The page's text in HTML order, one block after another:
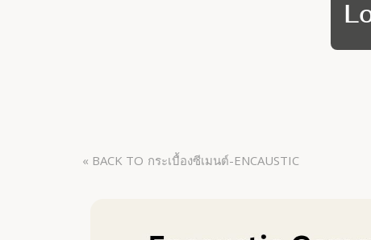
« BACK TO กระเบื้องซีเมนต์-ENCAUSTIC